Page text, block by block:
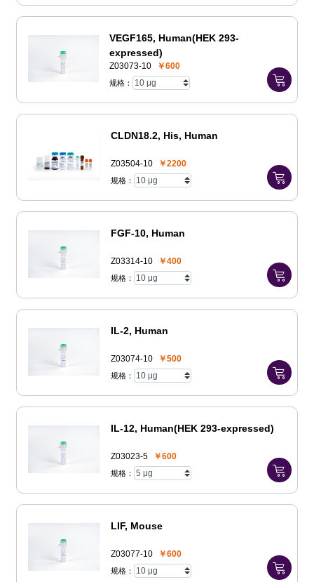
VEGF165, Human(HEK 293-
expressed)
Z03073-10 ￥600
规格：
CLDN18.2, His, Human
Z03504-10 ￥2200
规格：
FGF-10, Human
Z03314-10 ￥400
规格：
IL-2, Human
Z03074-10 ￥500
规格：
IL-12, Human(HEK 293-expressed)
Z03023-5 ￥600
规格：
LIF, Mouse
Z03077-10 ￥600
规格：